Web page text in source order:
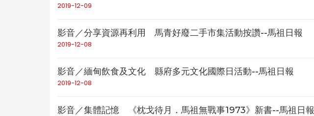
2019-12-09
影音／分享資源再利用 馬青好廢二手市集活動按讚--馬祖日報
2019-12-08
影音／緬甸飲食及文化 縣府多元文化國際日活動--馬祖日報
2019-12-08
影音／集體記憶 《枕戈待月．馬祖無戰事1973》新書--馬祖日報